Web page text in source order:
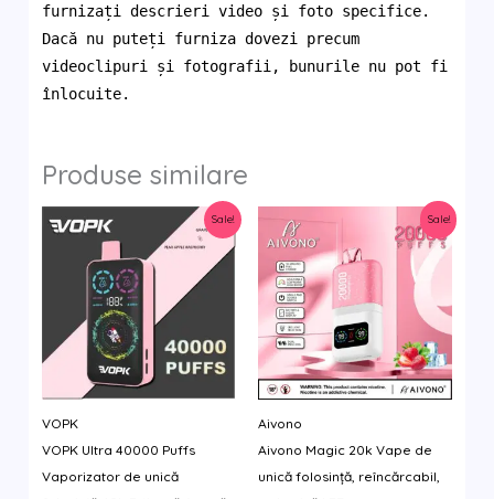
furnizați descrieri video și foto specifice.
Dacă nu puteți furniza dovezi precum
videoclipuri și fotografii, bunurile nu pot fi
înlocuite.
Produse similare
Sale!
VOPK
VOPK Ultra 40000 Puffs
Vaporizator de unică
Sale!
Aivono
Aivono Magic 20k Vape de
unică folosință, reîncărcabil,